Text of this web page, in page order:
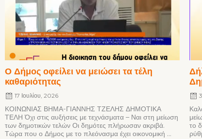
Ο Δήμος οφείλει να μειώσει τα τέλη
καθαριότητας
17 Ιουλίου, 2026
ΚΟΙΝΩΝΙΑΣ ΒΗΜΑ-ΓΙΑΝΝΗΣ ΤΖΕΛΗΣ ΔΗΜΟΤΙΚΑ
ΤΕΛΗ Όχι στις αυξήσεις με τεχνάσματα – Ναι στη μείωση
των δημοτικών τελών Οι δημότες πλήρωσαν ακριβά.
Τώρα που ο Δήμος με το πλεόνασμα έχει οικονομική ...
το